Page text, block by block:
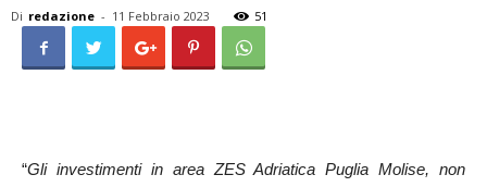
Di redazione - 11 Febbraio 2023 51
“Gli investimenti in area ZES Adriatica Puglia Molise, non